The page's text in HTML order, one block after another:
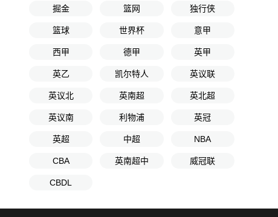
掘金 篮网 独行侠
篮球 世界杯 意甲
西甲 德甲 英甲
英乙 凯尔特人 英议联
英议北 英南超 英北超
英议南 利物浦 英冠
英超 中超 NBA
CBA 英南超中 威冠联
CBDL